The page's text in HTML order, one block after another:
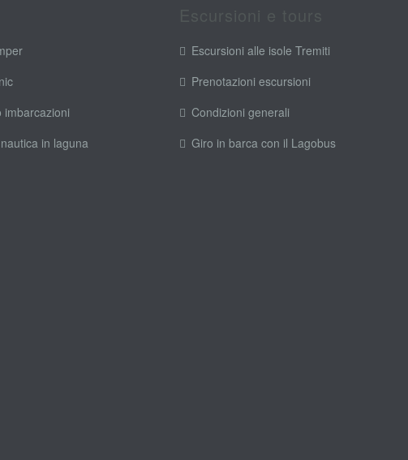
imbarcazioni
in laguna
Escursioni alle isole Tremiti
Prenotazioni escursioni
Condizioni generali
Giro in barca con il Lagobus